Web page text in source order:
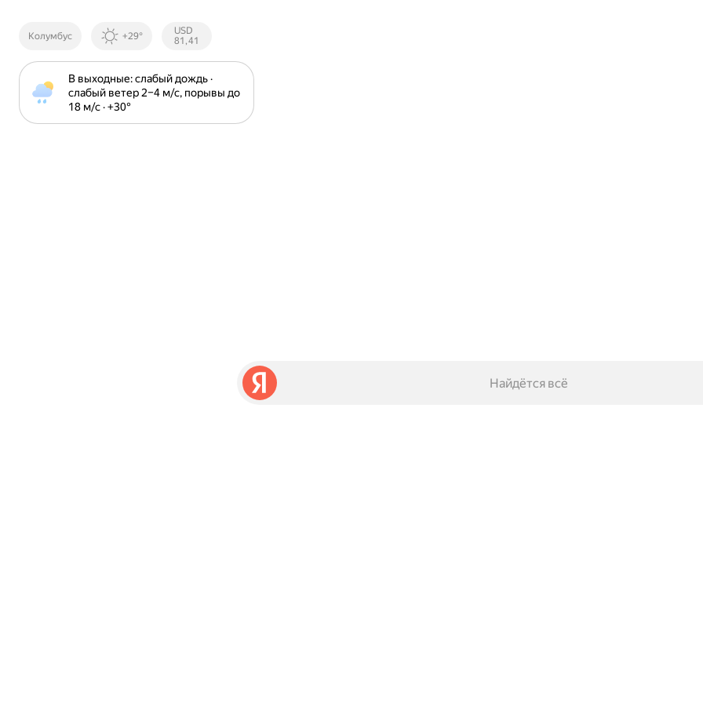
Колумбус +29°
Курсы ЦБ
РФ
USD
81,41
В выходные: слабый дождь ·
слабый ветер 2⁠–⁠4 м⁠/⁠с, порывы до
18 м⁠/⁠с · +30⁠°